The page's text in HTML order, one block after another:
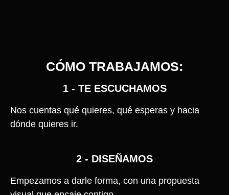
CÓMO TRABAJAMOS:
1 - TE ESCUCHAMOS
Nos cuentas qué quieres, qué esperas y hacia
dónde quieres ir.
2 - DISEÑAMOS
Empezamos a darle forma, con una propuesta